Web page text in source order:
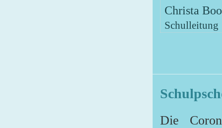
Christa
Schulleitung
Die